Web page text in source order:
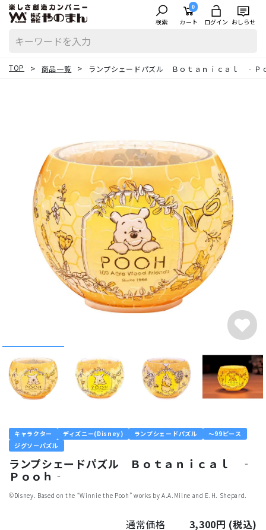
検索
0
カート ログイン おしらせ
TOP 商品一覧 ランプシェードパズル Ｂｏｔａｎｉｃａｌ ‐Ｐ
キャラクター ディズニー(Disney) ランプシェードパズル
～99ピース
ジグソーパズル
ランプシェードパズル Ｂｏｔａｎｉｃａｌ ‐
Ｐｏｏｈ‐
©︎Disney. Based on the “Winnie the Pooh” works by A.A.Milne and E.H. Shepard.
通常価格 3,300円 (税込)